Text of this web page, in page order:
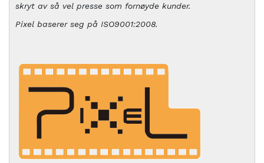
skryt av så vel presse som fornøyde kunder.
Pixel baserer seg på ISO9001:2008.